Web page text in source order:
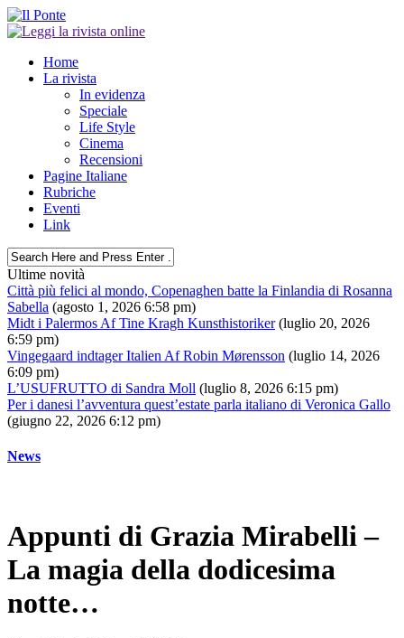
Home
La rivista
In evidenza
Speciale
Life Style
Cinema
Recensioni
Pagine Italiane
Rubriche
Eventi
Link
Ultime novità
Città più felici al mondo, Copenaghen batte la Finlandia di Rosanna
Sabella (agosto 1, 2026 6:58 pm)
Midt i Palermos Af Tine Kragh Kunsthistoriker (luglio 20, 2026
6:59 pm)
Vingegaard indtager Italien Af Robin Mørensson (luglio 14, 2026
6:09 pm)
L’USUFRUTTO di Sandra Moll (luglio 8, 2026 6:15 pm)
Per i danesi l’avventura quest’estate parla italiano di Veronica Gallo
(giugno 22, 2026 6:12 pm)
News
Appunti di Grazia Mirabelli –
La magia della dodicesima
notte…